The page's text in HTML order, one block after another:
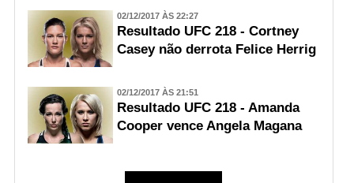
02/12/2017 ÀS 22:27
Resultado UFC 218 - Cortney
Casey não derrota Felice Herrig
02/12/2017 ÀS 21:51
Resultado UFC 218 - Amanda
Cooper vence Angela Magana